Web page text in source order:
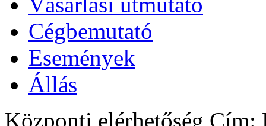
Cégbemutató
Események
Állás
Központi elérhetőség Cím: